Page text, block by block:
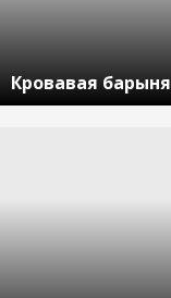
Кровавая барыня